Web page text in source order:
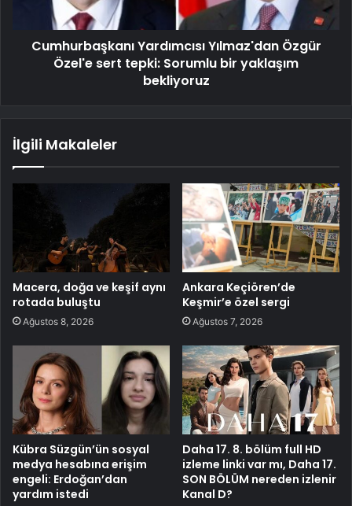
Cumhurbaşkanı Yardımcısı Yılmaz'dan Özgür
Özel'e sert tepki: Sorumlu bir yaklaşım
bekliyoruz
İlgili Makaleler
Macera, doğa ve keşif aynı
rotada buluştu
Ağustos 8, 2026
Ankara Keçiören’de
Keşmir’e özel sergi
Ağustos 7, 2026
Kübra Süzgün’ün sosyal
medya hesabına erişim
engeli: Erdoğan’dan
yardım istedi
Daha 17. 8. bölüm full HD
izleme linki var mı, Daha 17.
SON BÖLÜM nereden izlenir
Kanal D?